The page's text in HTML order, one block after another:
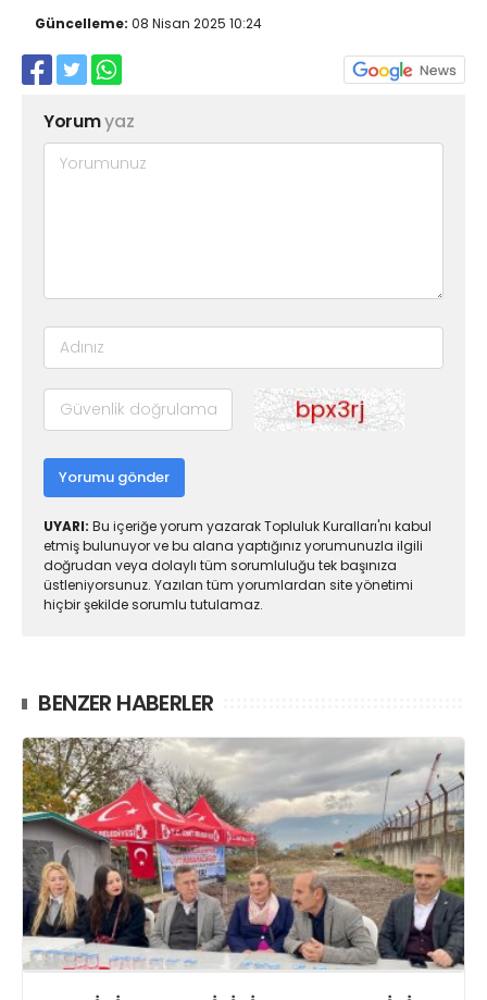
Güncelleme: 08 Nisan 2025 10:24
Yorumyaz
Yorumu gönder
UYARI: Bu içeriğe yorum yazarak Topluluk Kuralları'nı kabul
etmiş bulunuyor ve bu alana yaptığınız yorumunuzla ilgili
doğrudan veya dolaylı tüm sorumluluğu tek başınıza
üstleniyorsunuz. Yazılan tüm yorumlardan site yönetimi
hiçbir şekilde sorumlu tutulamaz.
BENZER HABERLER